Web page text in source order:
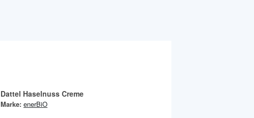
Dattel Haselnuss Creme
Marke: enerBiO